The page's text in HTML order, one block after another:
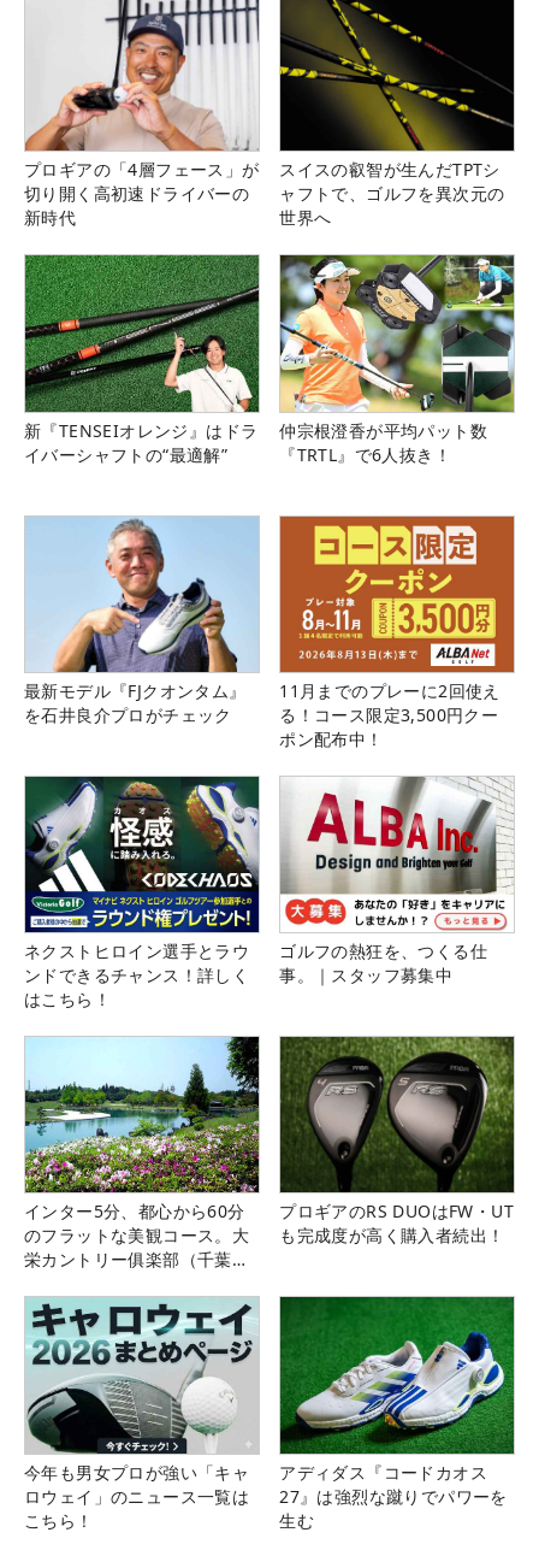
プロギアの「4層フェース」が
切り開く高初速ドライバーの
新時代
スイスの叡智が生んだTPTシ
ャフトで、ゴルフを異次元の
世界へ
新『TENSEIオレンジ』はドラ
イバーシャフトの“最適解”
仲宗根澄香が平均パット数
『TRTL』で6人抜き！
最新モデル『FJクオンタム』
を石井良介プロがチェック
11月までのプレーに2回使え
る！コース限定3,500円クー
ポン配布中！
ネクストヒロイン選手とラウ
ンドできるチャンス！詳しく
はこちら！
ゴルフの熱狂を、つくる仕
事。｜スタッフ募集中
インター5分、都心から60分
のフラットな美観コース。大
栄カントリー俱楽部（千葉
プロギアのRS DUOはFW・UT
も完成度が高く購入者続出！
今年も男女プロが強い「キャ
ロウェイ」のニュース一覧は
こちら！
アディダス『コードカオス
27』は強烈な蹴りでパワーを
生む